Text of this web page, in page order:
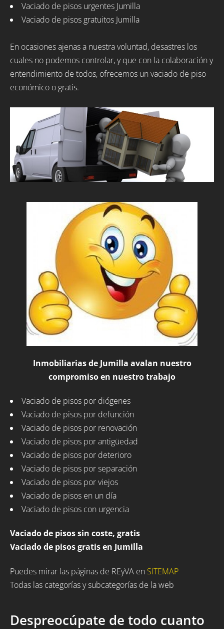
Vaciado de pisos urgentes Jumilla
Vaciado de pisos gratuitos Jumilla
En ocasiones ajenas a nuestra voluntad, desastres los
cuales no podemos controlar, y que con la colaboración y
entendimiento de todos, ofrecemos un vaciado de piso
económico o gratis.
Inmobiliarias de Jumilla avalan nuestro
compromiso en nuestro trabajo
Vaciado de pisos por diógenes
Vaciado de pisos por defunción
Vaciado de pisos por renovación
Vaciado de pisos por antigüedad
Vaciado de pisos por deterioro
Vaciado de pisos por separación
Vaciado de pisos por viejos
Vaciado de pisos en un día
Vaciado de pisos con urgencia
Vaciado de pisos sin coste, gratis
Vaciado de pisos gratis en Jumilla
Puedes mirar las páginas de REyVA en SITEMAP
Todas las categorías y subcategorías de la web
Despreocúpate de todo cuanto